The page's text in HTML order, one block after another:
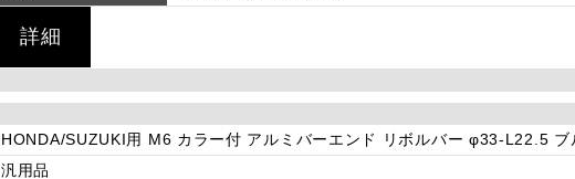
詳細
HONDA/SUZUKI用 M6 カラー付 アルミバーエンド リボルバー φ33-L22.5 ブ
汎用品